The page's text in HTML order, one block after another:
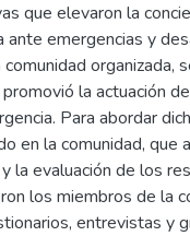
que elevaron la
emergencias y
organizada,
la actuación
Para abordar
en la comunidad, que
la evaluación de los
los miembros de la
entrevistas y